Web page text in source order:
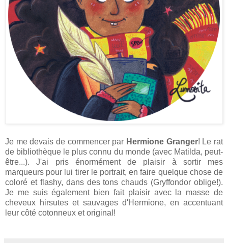
Je me devais de commencer par Hermione Granger! Le rat
de bibliothèque le plus connu du monde (avec Matilda, peut-
être...). J'ai pris énormément de plaisir à sortir mes
marqueurs pour lui tirer le portrait, en faire quelque chose de
coloré et flashy, dans des tons chauds (Gryffondor oblige!).
Je me suis également bien fait plaisir avec la masse de
cheveux hirsutes et sauvages d'Hermione, en accentuant
leur côté cotonneux et original!